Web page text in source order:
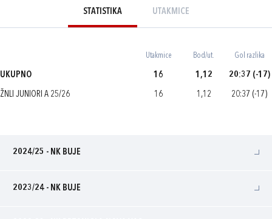
STATISTIKA UTAKMICE
Utakmice Bod/ut. Gol razlika
UKUPNO 16 1,12 20:37 (-17)
ŽNLI JUNIORI A 25/26 16 1,12 20:37 (-17)
2024/25 - NK BUJE
2023/24 - NK BUJE